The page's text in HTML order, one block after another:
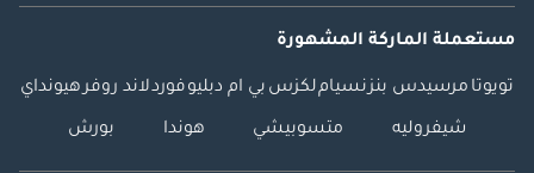
مستعملة الماركة المشهورة
تويوتا مرسيدس بنزنسياملكزس بي ام دبليوفوردلاند روفرهيونداي
شيفروليه متسوبيشي هوندا بورش